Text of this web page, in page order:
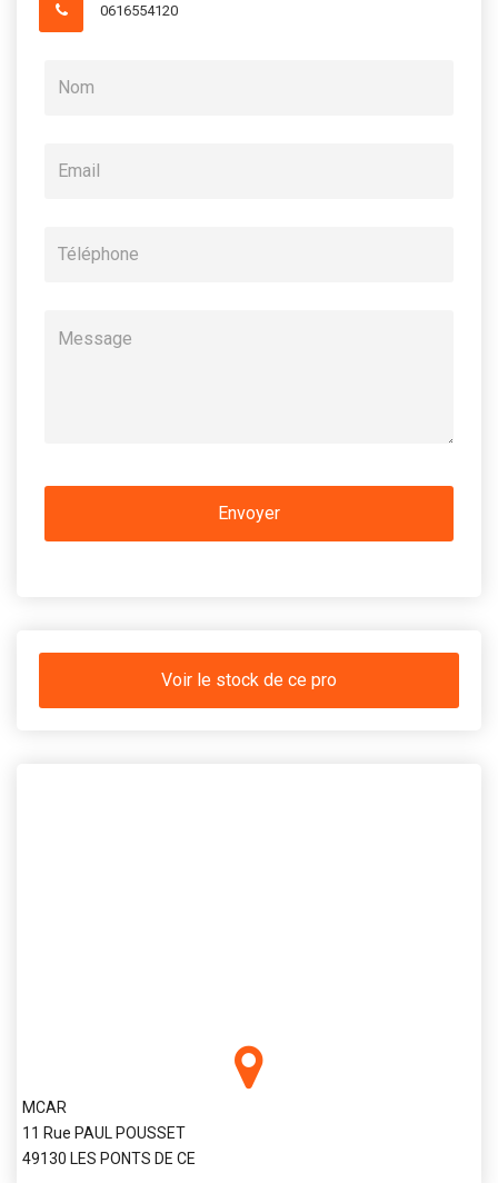
0616554120
Voir le stock de ce pro
MCAR
11 Rue PAUL POUSSET
49130 LES PONTS DE CE